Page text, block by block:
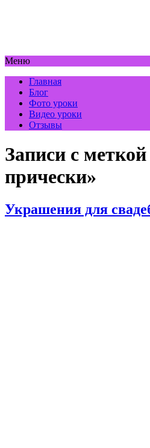
Меню
Главная
Блог
Фото уроки
Видео уроки
Отзывы
Записи с
прически»
Украшения для